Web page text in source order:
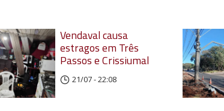
Vendaval causa
estragos em Três
Passos e Crissiumal
21/07 - 22:08